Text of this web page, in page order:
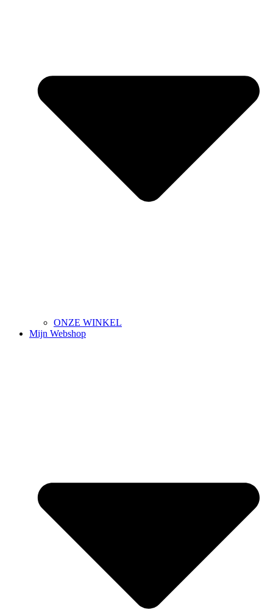
ONZE WINKEL
Mijn Webshop